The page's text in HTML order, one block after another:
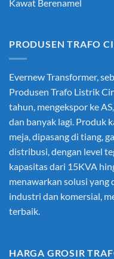
Kawat Berenamel
PRODUSEN TRAFO
Evernew Transformer,
Produsen Trafo Listrik
tahun, mengekspor ke
dan banyak lagi. Produk
meja, dipasang di tiang,
distribusi, dengan level
kapasitas dari 15KVA
menawarkan solusi
industri dan komersial,
terbaik.
HARGA GROSIR